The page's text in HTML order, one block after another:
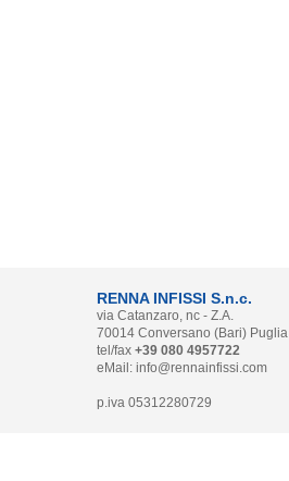
RENNA INFISSI S.n.c.
via Catanzaro, nc - Z.A.
70014 Conversano (Bari) Puglia
tel/fax +39 080 4957722
eMail: info@rennainfissi.com
p.iva 05312280729